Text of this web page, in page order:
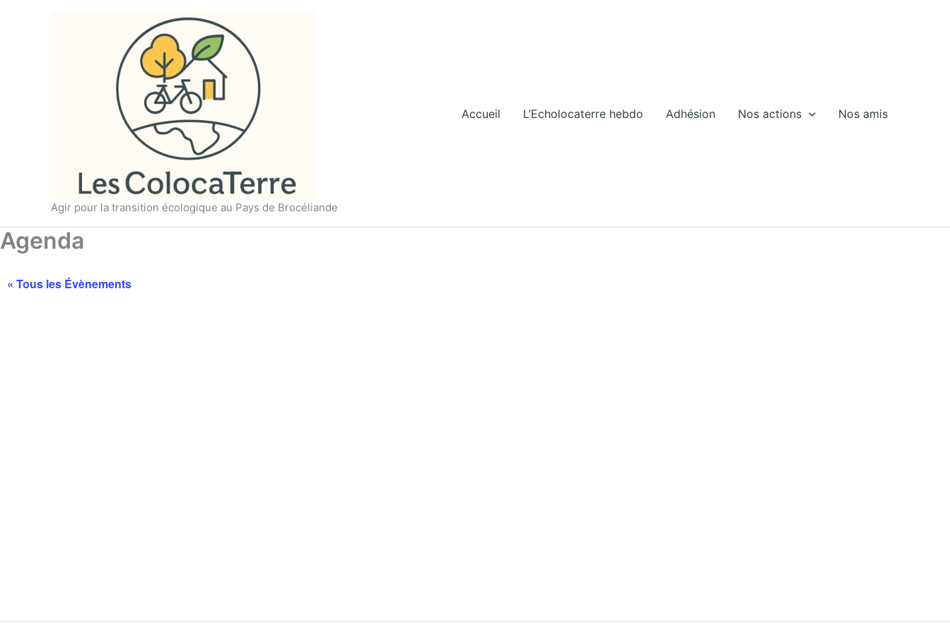
Agir pour la transition écologique au Pays de Brocéliande
Accueil L’Echolocaterre hebdo Adhésion Nos actions Nos amis
Agenda
« Tous les Évènements